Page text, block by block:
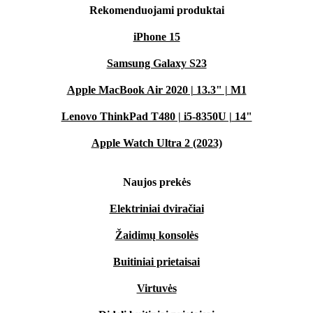
Rekomenduojami produktai
iPhone 15
Samsung Galaxy S23
Apple MacBook Air 2020 | 13.3" | M1
Lenovo ThinkPad T480 | i5-8350U | 14"
Apple Watch Ultra 2 (2023)
Naujos prekės
Elektriniai dviračiai
Žaidimų konsolės
Buitiniai prietaisai
Virtuvės